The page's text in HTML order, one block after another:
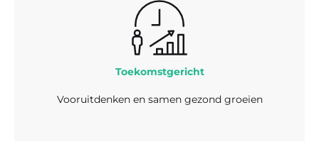
Toekomstgericht
Vooruitdenken en samen gezond groeien